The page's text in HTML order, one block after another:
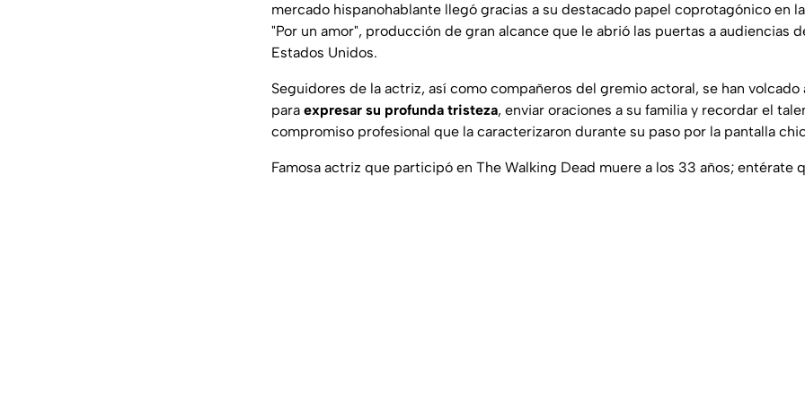
mercado hispanohablante llegó gracias a su destacado papel coprotagónico en
"Por un amor", producción de gran alcance que le abrió las puertas a audiencias
Estados Unidos.
Seguidores de la actriz, así como compañeros del gremio actoral, se han volcado
para expresar su profunda tristeza, enviar oraciones a su familia y recordar el
compromiso profesional que la caracterizaron durante su paso por la pantalla
Famosa actriz que participó en The Walking Dead muere a los 33 años; entérate